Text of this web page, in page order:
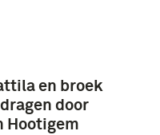
en broek
door
Hootigem